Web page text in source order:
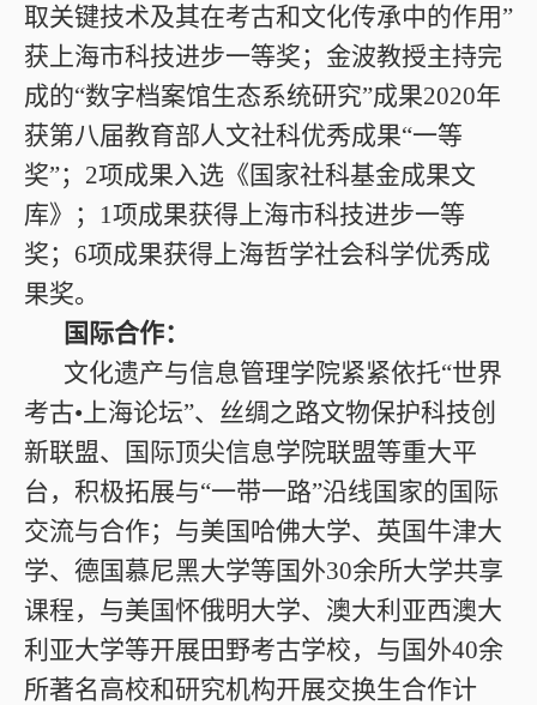
取关键技术及其在考古和文化传承中的作用”
获上海市科技进步一等奖；金波教授主持完
成的“数字档案馆生态系统研究”成果2020年
获第八届教育部人文社科优秀成果“一等
奖”；2项成果入选《国家社科基金成果文
库》；1项成果获得上海市科技进步一等
奖；6项成果获得上海哲学社会科学优秀成
果奖。
国际合作：
文化遗产与信息管理学院紧紧依托“世界
考古•上海论坛”、丝绸之路文物保护科技创
新联盟、国际顶尖信息学院联盟等重大平
台，积极拓展与“一带一路”沿线国家的国际
交流与合作；与美国哈佛大学、英国牛津大
学、德国慕尼黑大学等国外30余所大学共享
课程，与美国怀俄明大学、澳大利亚西澳大
利亚大学等开展田野考古学校，与国外40余
所著名高校和研究机构开展交换生合作计